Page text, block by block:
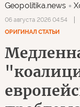
Geopolitika.news
06 августа 2026 04:54
ОРИГИНАЛ СТАТЬИ